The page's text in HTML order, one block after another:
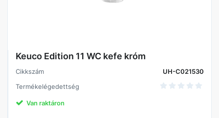
Keuco Edition 11 WC kefe króm
Cikkszám
UH-C021530
Termékelégedettség
Van raktáron